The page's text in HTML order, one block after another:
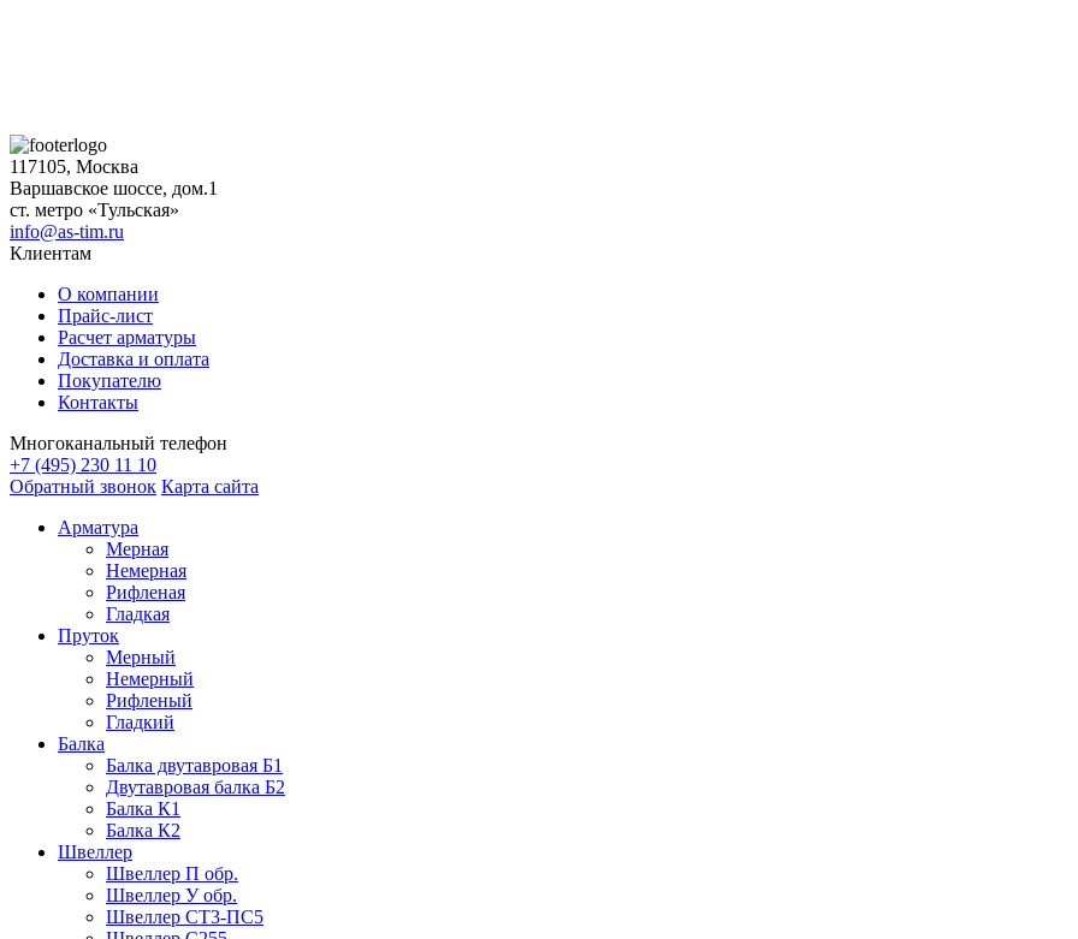
117105, Москва
Варшавское шоссе, дом.1
ст. метро «Тульская»
info@as-tim.ru
Клиентам
О компании
Прайс-лист
Расчет арматуры
Доставка и оплата
Покупателю
Контакты
Многоканальный телефон
+7 (495) 230 11 10
Обратный звонок Карта сайта
Арматура
Мерная
Немерная
Рифленая
Гладкая
Пруток
Мерный
Немерный
Рифленый
Гладкий
Балка
Балка двутавровая Б1
Двутавровая балка Б2
Балка К1
Балка К2
Швеллер
Швеллер П обр.
Швеллер У обр.
Швеллер СТ3-ПС5